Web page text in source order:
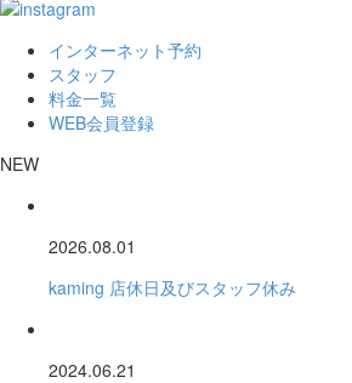
インターネット予約
スタッフ
料金一覧
WEB会員登録
NEW
2026.08.01
kaming 店休日及びスタッフ休み
2024.06.21